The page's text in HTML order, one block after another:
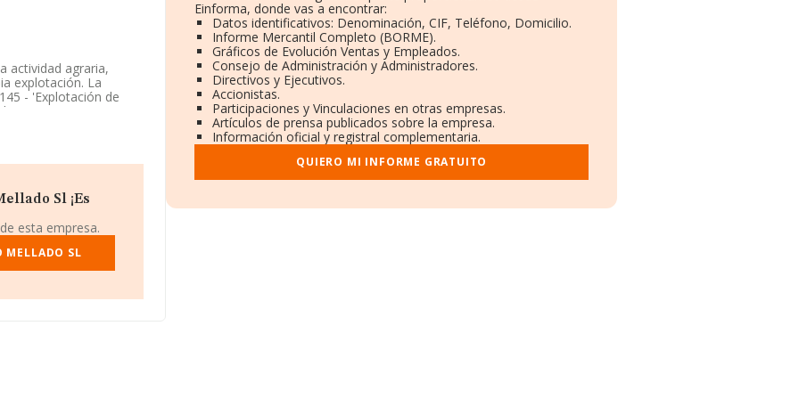
actividad agraria,
explotación. La
- 'Explotación de
exteriores.
la media de sector.
ganado 12 posiciones
las
de Responsabilidad
; sin embargo,
sonVilma y José S.L
pasando de la
Excavaciones S.Ly
Sl ¡Es
esta empresa.
MELLADO SL
Einforma, donde vas a encontrar:
Datos identificativos: Denominación, CIF, Teléfono, Domicilio.
Informe Mercantil Completo (BORME).
Gráficos de Evolución Ventas y Empleados.
Consejo de Administración y Administradores.
Directivos y Ejecutivos.
Accionistas.
Participaciones y Vinculaciones en otras empresas.
Artículos de prensa publicados sobre la empresa.
Información oficial y registral complementaria.
QUIERO MI INFORME GRATUITO